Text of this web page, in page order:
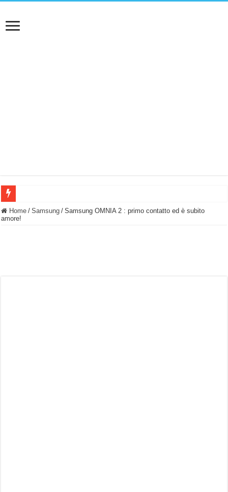
BASTA FATICARE! Questo robot tagliaerba lo appoggi e fa tutto lui! (Senza
Home / Samsung / Samsung OMNIA 2 : primo contatto ed è subito
amore!